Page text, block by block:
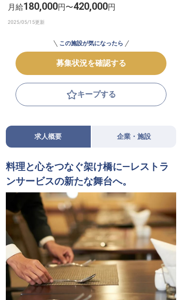
月給180,000円〜420,000円
この施設が気になったら
募集状況を確認する
キープする
求人概要 企業・施設
料理と心をつなぐ架け橋に—レストラ
ンサービスの新たな舞台へ。